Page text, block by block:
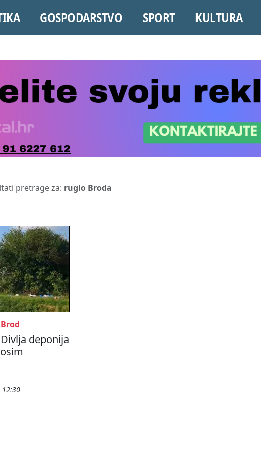
GOSPODARSTVO SPORT KULTURA
pretrage za: ruglo Broda
deponija
12:30